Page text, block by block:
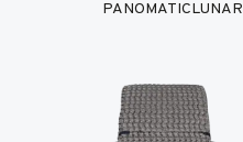
PANOMATICLUNAR